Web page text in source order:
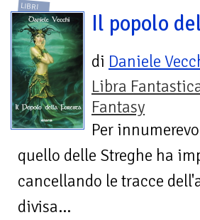
LIBRI
Il popolo
di Daniele
Libra
Fantasy
Per
quello delle Streghe ha
cancellando le tracce
divisa...